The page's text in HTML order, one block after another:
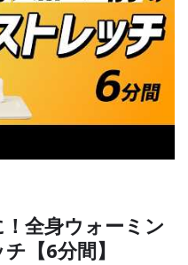
全身ウォーミン
【6分間】